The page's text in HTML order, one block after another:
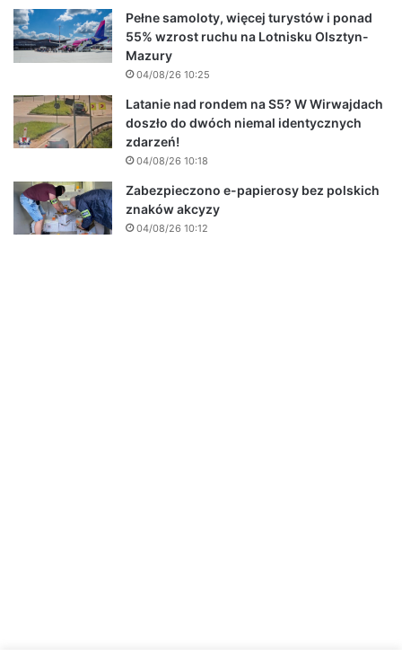
Pełne samoloty, więcej turystów i ponad
55% wzrost ruchu na Lotnisku Olsztyn-
Mazury
04/08/26 10:25
Latanie nad rondem na S5? W Wirwajdach
doszło do dwóch niemal identycznych
zdarzeń!
04/08/26 10:18
Zabezpieczono e-papierosy bez polskich
znaków akcyzy
04/08/26 10:12